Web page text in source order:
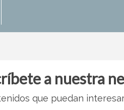
a nuestra
que puedan